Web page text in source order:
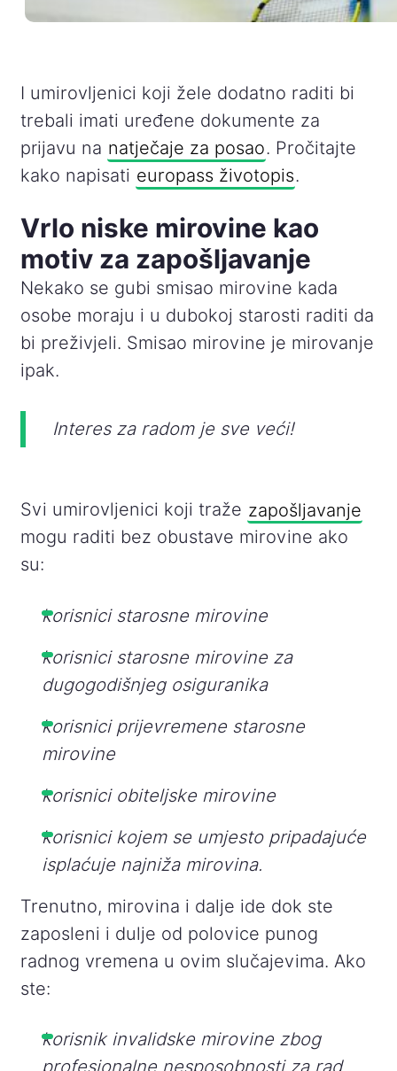
I umirovljenici koji žele dodatno raditi bi
trebali imati uređene dokumente za
prijavu na natječaje za posao. Pročitajte
kako napisati europass životopis.
Vrlo niske mirovine kao
motiv za zapošljavanje
Nekako se gubi smisao mirovine kada
osobe moraju i u dubokoj starosti raditi da
bi preživjeli. Smisao mirovine je mirovanje
ipak.
Interes za radom je sve veći!
Svi umirovljenici koji traže zapošljavanje
mogu raditi bez obustave mirovine ako
su:
korisnici starosne mirovine
korisnici starosne mirovine za
dugogodišnjeg osiguranika
korisnici prijevremene starosne
mirovine
korisnici obiteljske mirovine
korisnici kojem se umjesto pripadajuće
isplaćuje najniža mirovina.
Trenutno, mirovina i dalje ide dok ste
zaposleni i dulje od polovice punog
radnog vremena u ovim slučajevima. Ako
ste:
korisnik invalidske mirovine zbog
profesionalne nesposobnosti za rad